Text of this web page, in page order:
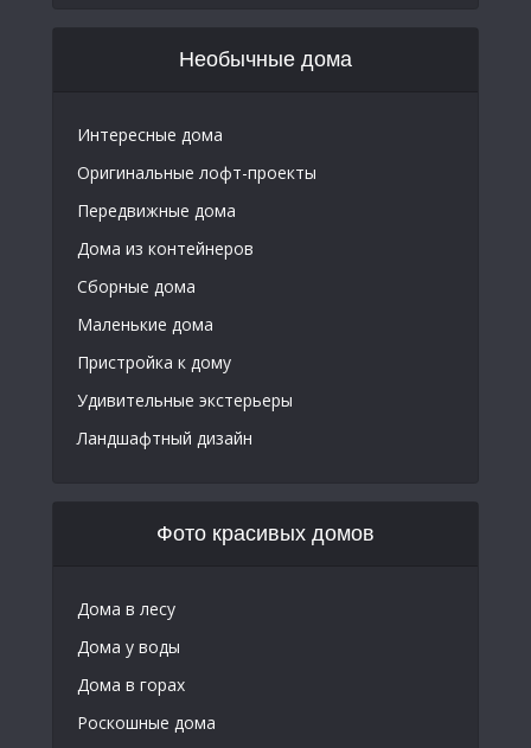
Необычные дома
Интересные дома
Оригинальные лофт-проекты
Передвижные дома
Дома из контейнеров
Сборные дома
Маленькие дома
Пристройка к дому
Удивительные экстерьеры
Ландшафтный дизайн
Фото красивых домов
Дома в лесу
Дома у воды
Дома в горах
Роскошные дома